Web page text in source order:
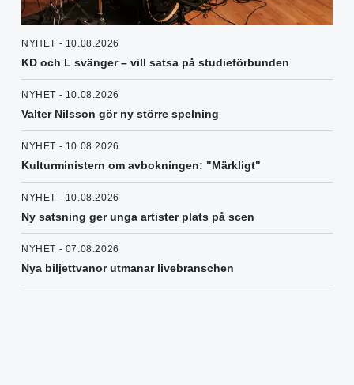
NYHET - 10.08.2026
KD och L svänger – vill satsa på studieförbunden
NYHET - 10.08.2026
Valter Nilsson gör ny större spelning
NYHET - 10.08.2026
Kulturministern om avbokningen: "Märkligt"
NYHET - 10.08.2026
Ny satsning ger unga artister plats på scen
NYHET - 07.08.2026
Nya biljettvanor utmanar livebranschen